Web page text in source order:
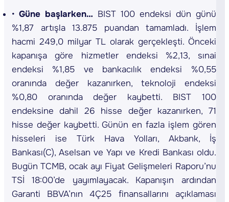
Güne başlarken…BIST 100 endeksi dün günü
%1,87 artışla 13.875 puandan tamamladı. İşlem
hacmi 249,0 milyar TL olarak gerçekleşti. Önceki
kapanışa göre hizmetler endeksi %2,13, sınai
endeksi %1,85 ve bankacılık endeksi %0,55
oranında değer kazanırken, teknoloji endeksi
%0,80 oranında değer kaybetti. BIST 100
endeksine dahil 26 hisse değer kazanırken, 71
hisse değer kaybetti. Günün en fazla işlem gören
hisseleri ise Türk Hava Yolları, Akbank, İş
Bankası(C), Aselsan ve Yapı ve Kredi Bankası oldu.
Bugün TCMB, ocak ayı Fiyat Gelişmeleri Raporu’nu
TSİ 18:00’de yayımlayacak. Kapanışın ardından
Garanti BBVA’nın 4Ç25 finansallarını açıklaması